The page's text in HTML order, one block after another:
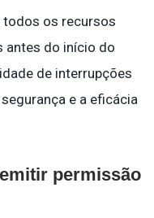
todos os recursos
antes do início do
de interrupções
e a eficácia
permissão